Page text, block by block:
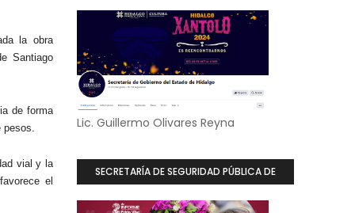
la obra
Santiago
de forma
pesos.
vial y la
el
Lic. Guillermo Olivares Reyna
SECRETARÍA DE SEGURIDAD PÚBLICA DE